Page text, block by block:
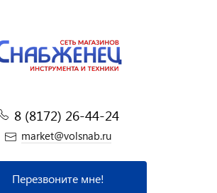
8 (8172) 26-44-24
market@volsnab.ru
Перезвоните мне!